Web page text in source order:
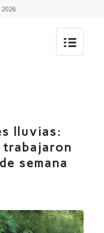
lluvias:
trabajaron
semana